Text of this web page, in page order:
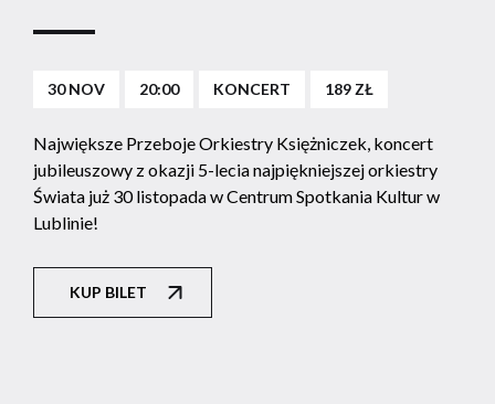
30 NOV 20:00 KONCERT 189 ZŁ
Największe Przeboje Orkiestry Księżniczek, koncert
jubileuszowy z okazji 5-lecia najpiękniejszej orkiestry
Świata już 30 listopada w Centrum Spotkania Kultur w
Lublinie!
KUP BILET